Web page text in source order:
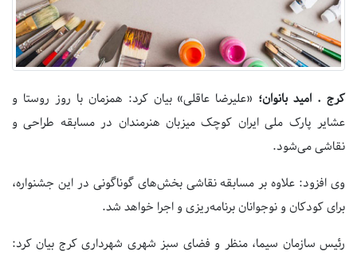
کرج . امید بانوان؛ «علیرضا عاقلی» بیان کرد: همزمان با روز روستا و
عشایر پارک ملی ایران کوچک میزبان هنرمندان در مسابقه طراحی و
نقاشی می‌شود.
وی افزود: علاوه بر مسابقه نقاشی بخش‌های گوناگونی در این جشنواره،
برای کودکان و نوجوانان برنامه‌ریزی و اجرا خواهد شد.
رئیس سازمان سیما، منظر و فضای سبز شهری شهرداری کرج بیان کرد: